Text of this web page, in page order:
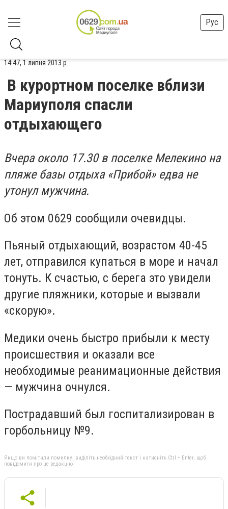
Рус
14:47, 1 липня 2013 р.
В курортном поселке вблизи
Мариуполя спасли
отдыхающего
Вчера около 17.30 в поселке Мелекино на
пляже базы отдыха «Прибой» едва не
утонул мужчина.
Об этом 0629 сообщили очевидцы.
Пьяный отдыхающий, возрастом 40-45
лет, отправился купаться в море и начал
тонуть. К счастью, с берега это увидели
другие пляжники, которые и вызвали
«скорую».
Медики очень быстро прибыли к месту
происшествия и оказали все
необходимые реанимационные действия
— мужчина очнулся.
Пострадавший был госпитализирован в
горбольницу №9.
Якщо ви помітили помилку, виділіть необхідний текст і натисніть Ctrl + Enter, щоб
повідомити про це редакцію